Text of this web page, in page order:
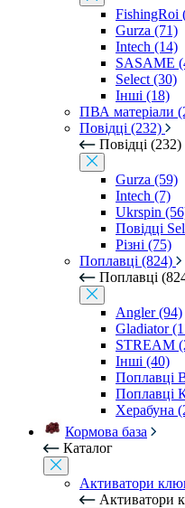
FishingRoi
Gurza (71)
Intech (14)
SASAME
Select (30)
Інші (18)
ПВА матеріали
Повідці (232)
Повідці (232)
Gurza (59)
Intech (7)
Ukrspin
Повідці
Різні (75)
Поплавці (824)
Поплавці
Angler (94)
Gladiator
STREAM
Інші (40)
Поплавці
Поплавці
Херабуна
Кормова база
Каталог
Активатори
Активатори